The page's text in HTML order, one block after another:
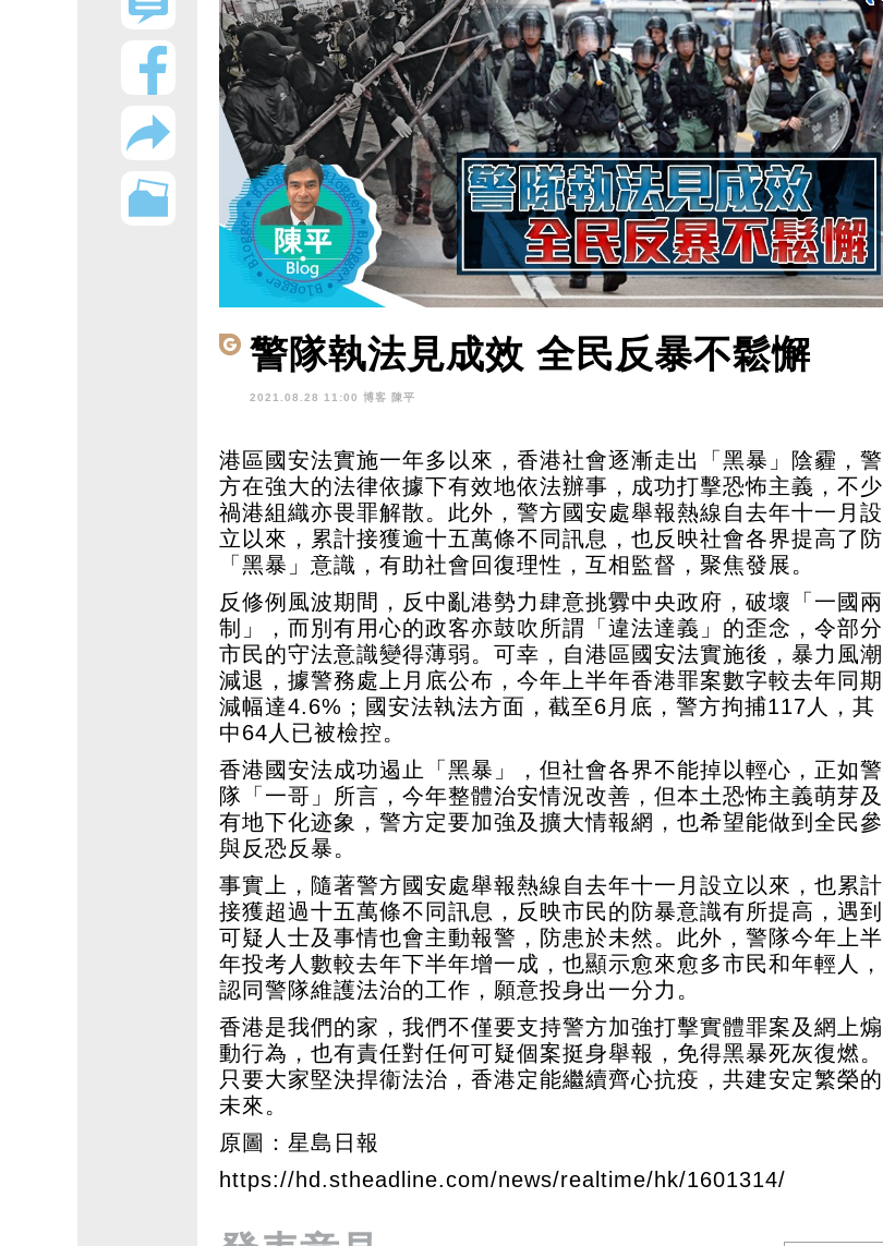
警隊執法見成效 全民反暴不鬆懈
2021.08.28 11:00 博客 陳平
港區國安法實施一年多以來，香港社會逐漸走出「黑暴」陰霾，警
方在強大的法律依據下有效地依法辦事，成功打擊恐怖主義，不少
禍港組織亦畏罪解散。此外，警方國安處舉報熱線自去年十一月設
立以來，累計接獲逾十五萬條不同訊息，也反映社會各界提高了防
「黑暴」意識，有助社會回復理性，互相監督，聚焦發展。
反修例風波期間，反中亂港勢力肆意挑釁中央政府，破壞「一國兩
制」，而別有用心的政客亦鼓吹所謂「違法達義」的歪念，令部分
市民的守法意識變得薄弱。可幸，自港區國安法實施後，暴力風潮
減退，據警務處上月底公布，今年上半年香港罪案數字較去年同期
減幅達4.6%；國安法執法方面，截至6月底，警方拘捕117人，其
中64人已被檢控。
香港國安法成功遏止「黑暴」，但社會各界不能掉以輕心，正如警
隊「一哥」所言，今年整體治安情況改善，但本土恐怖主義萌芽及
有地下化迹象，警方定要加強及擴大情報網，也希望能做到全民參
與反恐反暴。
事實上，隨著警方國安處舉報熱線自去年十一月設立以來，也累計
接獲超過十五萬條不同訊息，反映市民的防暴意識有所提高，遇到
可疑人士及事情也會主動報警，防患於未然。此外，警隊今年上半
年投考人數較去年下半年增一成，也顯示愈來愈多市民和年輕人，
認同警隊維護法治的工作，願意投身出一分力。
香港是我們的家，我們不僅要支持警方加強打擊實體罪案及網上煽
動行為，也有責任對任何可疑個案挺身舉報，免得黑暴死灰復燃。
只要大家堅決捍衞法治，香港定能繼續齊心抗疫，共建安定繁榮的
未來。
原圖：星島日報
https://hd.stheadline.com/news/realtime/hk/1601314/